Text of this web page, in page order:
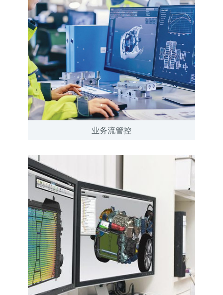
业务流管控